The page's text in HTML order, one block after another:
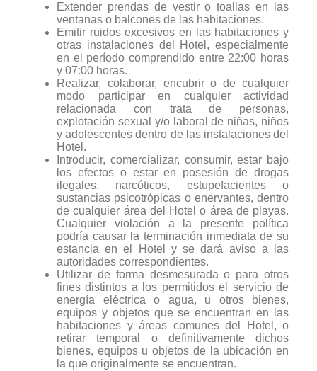
Extender prendas de vestir o toallas en las
ventanas o balcones de las habitaciones.
Emitir ruidos excesivos en las habitaciones y
otras instalaciones del Hotel, especialmente
en el período comprendido entre 22:00 horas
y 07:00 horas.
Realizar, colaborar, encubrir o de cualquier
modo participar en cualquier actividad
relacionada con trata de personas,
explotación sexual y/o laboral de niñas, niños
y adolescentes dentro de las instalaciones del
Hotel.
Introducir, comercializar, consumir, estar bajo
los efectos o estar en posesión de drogas
ilegales, narcóticos, estupefacientes o
sustancias psicotrópicas o enervantes, dentro
de cualquier área del Hotel o área de playas.
Cualquier violación a la presente política
podría causar la terminación inmediata de su
estancia en el Hotel y se dará aviso a las
autoridades correspondientes.
Utilizar de forma desmesurada o para otros
fines distintos a los permitidos el servicio de
energía eléctrica o agua, u otros bienes,
equipos y objetos que se encuentran en las
habitaciones y áreas comunes del Hotel, o
retirar temporal o definitivamente dichos
bienes, equipos u objetos de la ubicación en
la que originalmente se encuentran.